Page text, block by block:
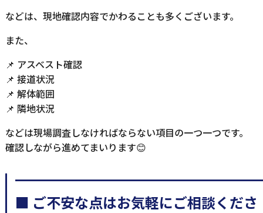
などは、現地確認内容でかわることも多くございます。
また、
📌 アスベスト確認
📌 接道状況
📌 解体範囲
📌 隣地状況
などは現場調査しなければならない項目の一つ一つです。
確認しながら進めてまいります😊
■ ご不安な点はお気軽にご相談くださ